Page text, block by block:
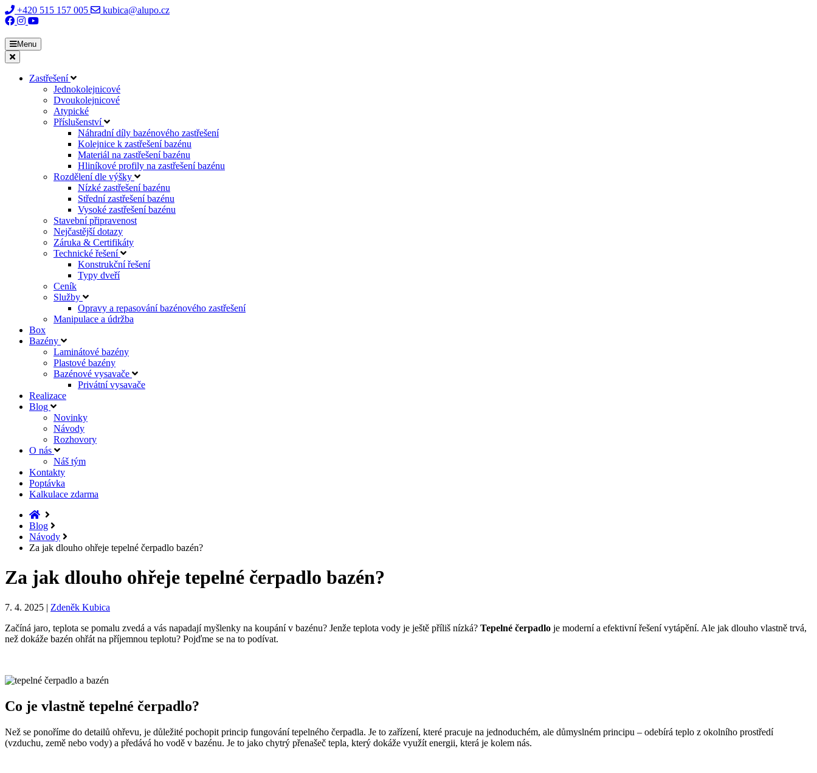
+420 515 157 005 kubica@alupo.cz
Menu
Zastřešení
Jednokolejnicové
Dvoukolejnicové
Atypické
Příslušenství
Náhradní díly bazénového zastřešení
Kolejnice k zastřešení bazénu
Materiál na zastřešení bazénu
Hliníkové profily na zastřešení bazénu
Rozdělení dle výšky
Nízké zastřešení bazénu
Střední zastřešení bazénu
Vysoké zastřešení bazénu
Stavební připravenost
Nejčastější dotazy
Záruka & Certifikáty
Technické řešení
Konstrukční řešení
Typy dveří
Ceník
Služby
Opravy a repasování bazénového zastřešení
Manipulace a údržba
Box
Bazény
Laminátové bazény
Plastové bazény
Bazénové vysavače
Privátní vysavače
Realizace
Blog
Novinky
Návody
Rozhovory
O nás
Náš tým
Kontakty
Poptávka
Kalkulace zdarma
Blog
Návody
Za jak dlouho ohřeje tepelné čerpadlo bazén?
Za jak dlouho ohřeje tepelné čerpadlo bazén?
7. 4. 2025 | Zdeněk Kubica
Začíná jaro, teplota se pomalu zvedá a vás napadají myšlenky na koupání v bazénu? Jenže teplota vody je ještě příliš nízká? Tepelné čerpadlo je moderní a efektivní řešení vytápění. Ale jak dlouho vlastně trvá,
než dokáže bazén ohřát na příjemnou teplotu? Pojďme se na to podívat.
Co je vlastně tepelné čerpadlo?
Než se ponoříme do detailů ohřevu, je důležité pochopit princip fungování tepelného čerpadla. Je to zařízení, které pracuje na jednoduchém, ale důmyslném principu – odebírá teplo z okolního prostředí
(vzduchu, země nebo vody) a předává ho vodě v bazénu. Je to jako chytrý přenašeč tepla, který dokáže využít energii, která je kolem nás.